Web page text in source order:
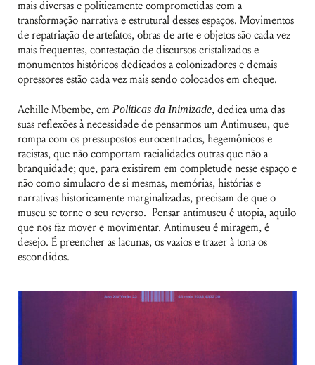
mais diversas e politicamente comprometidas com a
transformação narrativa e estrutural desses espaços. Movimentos
de repatriação de artefatos, obras de arte e objetos são cada vez
mais frequentes, contestação de discursos cristalizados e
monumentos históricos dedicados a colonizadores e demais
opressores estão cada vez mais sendo colocados em cheque.
Achille Mbembe, emPolíticas da Inimizade, dedica uma das
suas reflexões à necessidade de pensarmos um Antimuseu, que
rompa com os pressupostos eurocentrados, hegemônicos e
racistas, que não comportam racialidades outras que não a
branquidade; que, para existirem em completude nesse espaço e
não como simulacro de si mesmas, memórias, histórias e
narrativas historicamente marginalizadas, precisam de que o
museu se torne o seu reverso. Pensar antimuseu é utopia, aquilo
que nos faz mover e movimentar. Antimuseu é miragem, é
desejo. É preencher as lacunas, os vazios e trazer à tona os
escondidos.